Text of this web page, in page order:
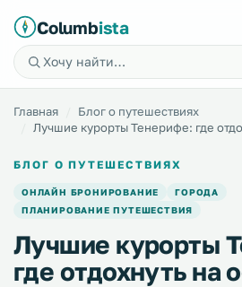
Columbista
Главная
Блог о путешествиях
Лучшие курорты Тенерифе: где
БЛОГ О ПУТЕШЕСТВИЯХ
ОНЛАЙН БРОНИРОВАНИЕ
ГОРОДА
ПЛАНИРОВАНИЕ ПУТЕШЕСТВИЯ
Лучшие курорты
где отдохнуть на